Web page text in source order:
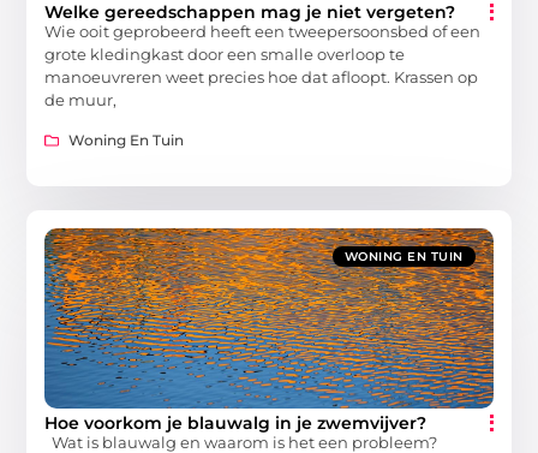
Welke gereedschappen mag je niet vergeten?
Wie ooit geprobeerd heeft een tweepersoonsbed of een
grote kledingkast door een smalle overloop te
manoeuvreren weet precies hoe dat afloopt. Krassen op
de muur,
Woning En Tuin
WONING EN TUIN
Hoe voorkom je blauwalg in je zwemvijver?
Wat is blauwalg en waarom is het een probleem?